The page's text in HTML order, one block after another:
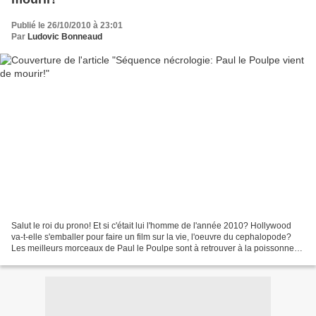
Publié le 26/10/2010 à 23:01
Par Ludovic Bonneaud
Salut le roi du prono! Et si c'était lui l'homme de l'année 2010? Hollywood
va-t-elle s'emballer pour faire un film sur la vie, l'oeuvre du cephalopode?
Les meilleurs morceaux de Paul le Poulpe sont à retrouver à la poissonnerie